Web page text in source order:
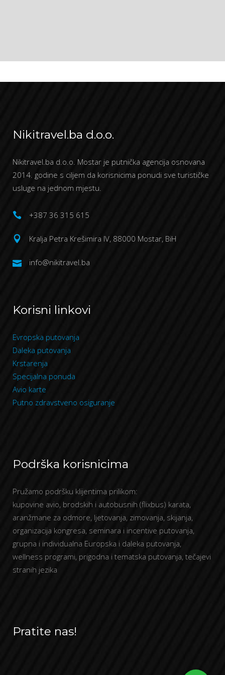
Nikitravel.ba d.o.o.
Nikitravel.ba d.o.o. Mostar je putnička agencija osnovana
2014. godine s ciljem da korisnicima ponudi sve turističke
usluge na jednom mjestu.
+387 36 315 615
Kralja Petra Krešimira IV, 88000 Mostar, BiH
info@nikitravel.ba
Korisni linkovi
Evropska putovanja
Daleka putovanja
Krstarenja
Specijalna ponuda
Avio karte
Putno zdravstveno osiguranje
Podrška korisnicima
Pružamo podršku klijentima prilikom:
kupovine avio, brodskih i autobusnih (flixbus) karata,
aranžmane za odmore, ljetovanja, zimovanja, skijanja,
organizacija kongresa, seminara i incentive putovanja,
grupna i individualna Europska i daleka putovanja,
wellness programi, prigodna i tematska putovanja, tečajevi
stranih jezika
Pratite nas!